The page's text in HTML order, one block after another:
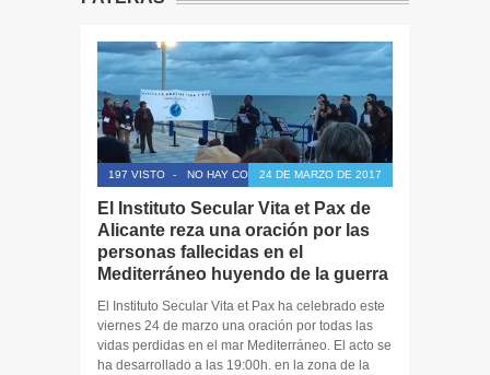
197 VISTO - NO HAY COMENTARIOS24 DE MARZO DE 2017
El Instituto Secular Vita et Pax de
Alicante reza una oración por las
personas fallecidas en el
Mediterráneo huyendo de la guerra
El Instituto Secular Vita et Pax ha celebrado este
viernes 24 de marzo una oración por todas las
vidas perdidas en el mar Mediterráneo. El acto se
ha desarrollado a las 19:00h. en la zona de la